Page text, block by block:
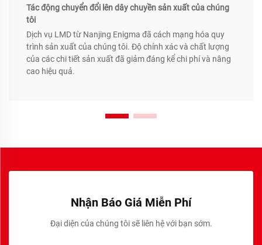
Tác động chuyển đổi lên dây chuyền sản xuất của chúng
tôi
Dịch vụ LMD từ Nanjing Enigma đã cách mạng hóa quy
trình sản xuất của chúng tôi. Độ chính xác và chất lượng
của các chi tiết sản xuất đã giảm đáng kể chi phí và nâng
cao hiệu quả.
Nhận Báo Giá Miễn Phí
Đại diện của chúng tôi sẽ liên hệ với bạn sớm.